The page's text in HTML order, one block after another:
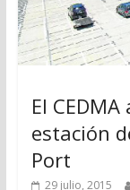
El
estación
Port
29 julio, 2015